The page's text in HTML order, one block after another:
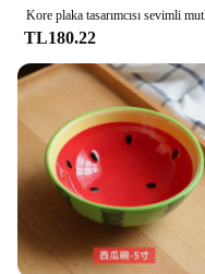
TL180.22